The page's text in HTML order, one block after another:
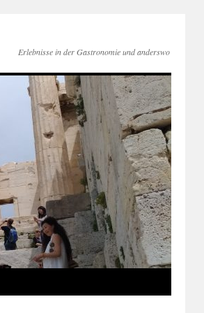
Erlebnisse in der Gastronomie und anderswo